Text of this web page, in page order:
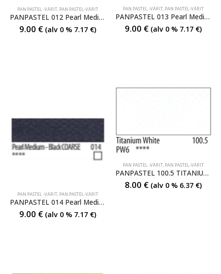
PAN PASTEL -VÄRIT, PAN PASTEL-VÄRIT
PANPASTEL 012 Pearl Medium White Coarse
9.00 € (alv 0 % 7.17 €)
PAN PASTEL -VÄRIT, PAN PASTEL-VÄRIT
PANPASTEL 013 Pearl Medium Black Fine
9.00 € (alv 0 % 7.17 €)
PAN PASTEL -VÄRIT, PAN PASTEL-VÄRIT
PANPASTEL 014 Pearl Medium Black Coarse
9.00 € (alv 0 % 7.17 €)
PAN PASTEL -VÄRIT, PAN PASTEL-VÄRIT
PANPASTEL 100.5 TITANIUM WHITE
8.00 € (alv 0 % 6.37 €)